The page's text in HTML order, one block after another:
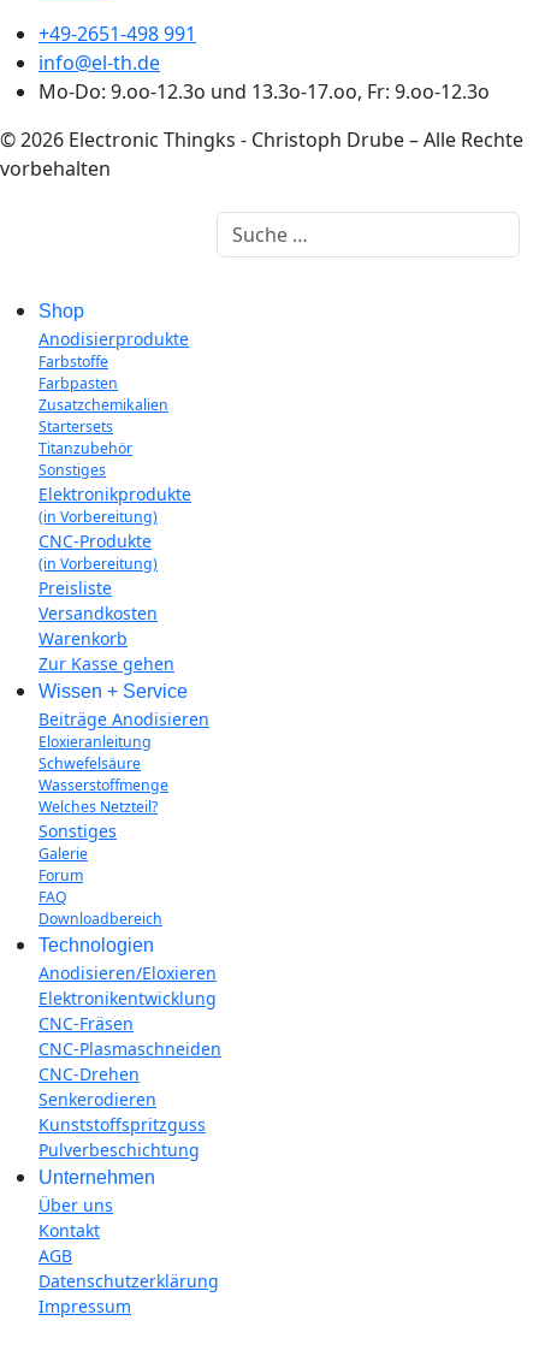
+49-2651-498 991
info@el-th.de
Mo-Do: 9.oo-12.3o und 13.3o-17.oo, Fr: 9.oo-12.3o
© 2026 Electronic Thingks - Christoph Drube – Alle Rechte
vorbehalten
Suchen
Shop
Anodisierprodukte
Farbstoffe
Farbpasten
Zusatzchemikalien
Startersets
Titanzubehör
Sonstiges
Elektronikprodukte
(in Vorbereitung)
CNC-Produkte
(in Vorbereitung)
Preisliste
Versandkosten
Warenkorb
Zur Kasse gehen
Wissen + Service
Beiträge Anodisieren
Eloxieranleitung
Schwefelsäure
Wasserstoffmenge
Welches Netzteil?
Sonstiges
Galerie
Forum
FAQ
Downloadbereich
Technologien
Anodisieren/Eloxieren
Elektronikentwicklung
CNC-Fräsen
CNC-Plasmaschneiden
CNC-Drehen
Senkerodieren
Kunststoffspritzguss
Pulverbeschichtung
Unternehmen
Über uns
Kontakt
AGB
Datenschutzerklärung
Impressum